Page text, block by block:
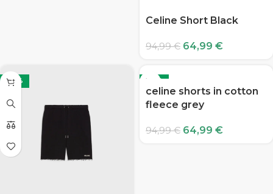
Celine Short Black
94,99€ 64,99 €
-32% -32%
celine shorts in cotton
fleece grey
94,99€ 64,99 €